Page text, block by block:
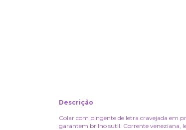
Descrição
Colar com pingente de letra cravejada em
garantem brilho sutil. Corrente veneziana,